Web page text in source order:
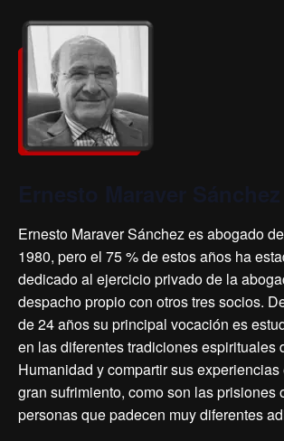
Ernesto Maraver Sánchez es abogado
1980, pero el 75 % de estos años ha
dedicado al ejercicio privado de la
despacho propio con otros tres socios.
de 24 años su principal vocación es
en las diferentes tradiciones espirituales
Humanidad y compartir sus
gran sufrimiento, como son las prisiones
personas que padecen muy diferentes